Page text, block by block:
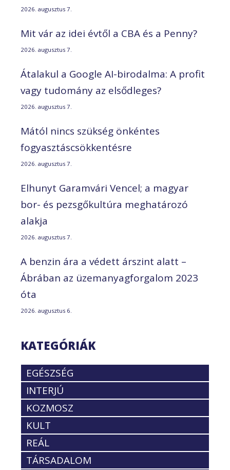
2026. augusztus 7.
Mit vár az idei évtől a CBA és a Penny?
2026. augusztus 7.
Átalakul a Google AI-birodalma: A profit
vagy tudomány az elsődleges?
2026. augusztus 7.
Mától nincs szükség önkéntes
fogyasztáscsökkentésre
2026. augusztus 7.
Elhunyt Garamvári Vencel; a magyar
bor- és pezsgőkultúra meghatározó
alakja
2026. augusztus 7.
A benzin ára a védett árszint alatt –
Ábrában az üzemanyagforgalom 2023
óta
2026. augusztus 6.
KATEGÓRIÁK
EGÉSZSÉG
INTERJÚ
KOZMOSZ
KULT
REÁL
TÁRSADALOM